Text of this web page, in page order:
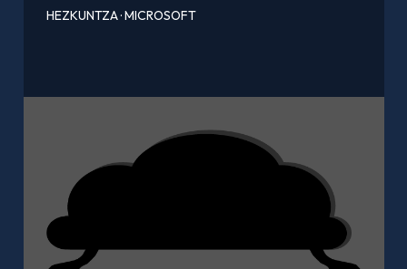
HEZKUNTZA·MICROSOFT